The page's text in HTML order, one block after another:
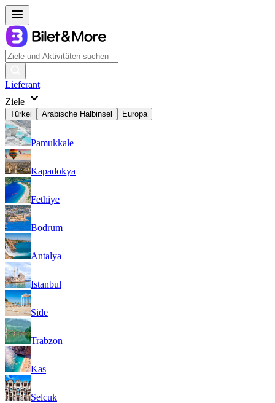
Lieferant
Ziele
Türkei Arabische Halbinsel Europa
Pamukkale
Kapadokya
Fethiye
Bodrum
Antalya
Istanbul
Side
Trabzon
Kas
Selcuk